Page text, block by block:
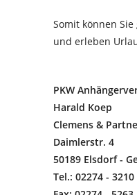
Somit können
und erleben
PKW
Harald Koep
Clemens &
Daimlerstr. 4
50189 Elsdorf -
Tel.: 02274 - 3210